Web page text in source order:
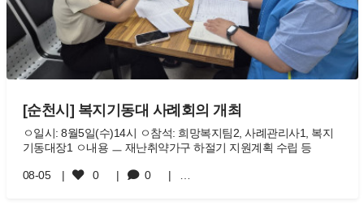
[순천시] 복지기동대 사례회의 개최
ㅇ일시: 8월5일(수)14시 ㅇ참석: 희망복지팀2, 사례관리사1, 복지
기동대장1 ㅇ내용 ㅡ 재난취약가구 하절기 지원계획 수립 등
08-05 0 0 …